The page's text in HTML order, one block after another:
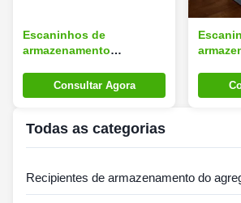
Escaninhos de
armazenamento
escaninhos plásticos
dobráveis duráveis de
Enterprise
Consultar Agora
Todas as categorias
Recipientes de armazenamento do